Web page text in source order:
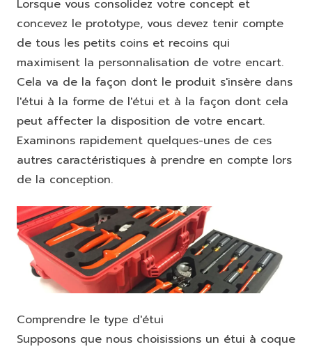
Lorsque vous consolidez votre concept et
concevez le prototype, vous devez tenir compte
de tous les petits coins et recoins qui
maximisent la personnalisation de votre encart.
Cela va de la façon dont le produit s'insère dans
l'étui à la forme de l'étui et à la façon dont cela
peut affecter la disposition de votre encart.
Examinons rapidement quelques-unes de ces
autres caractéristiques à prendre en compte lors
de la conception.
Comprendre le type d'étui
Supposons que nous choisissions un étui à coque